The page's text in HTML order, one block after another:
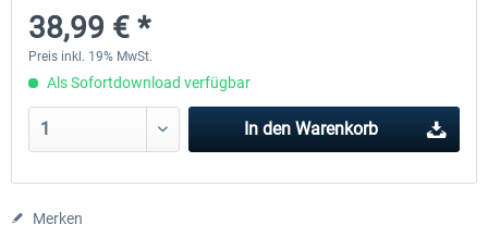
29,95 € *
38,99 € *
Preis inkl. 19% MwSt.
Als Sofortdownload verfügbar
In den Warenkorb
Merken